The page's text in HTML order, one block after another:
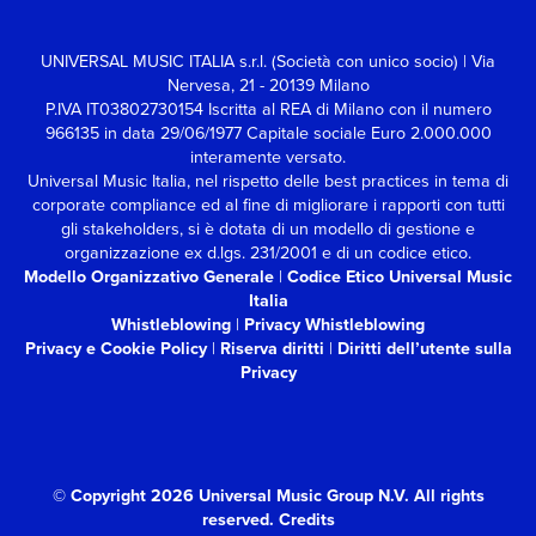
UNIVERSAL MUSIC ITALIA s.r.l. (Società con unico socio) | Via
Nervesa, 21 - 20139 Milano
P.IVA IT03802730154 Iscritta al REA di Milano con il numero
966135 in data 29/06/1977Capitale sociale Euro 2.000.000
interamente versato.
Universal Music Italia, nel rispetto delle best practices in tema di
corporate compliance ed al fine di migliorare i rapporti con tutti
gli stakeholders,si è dotata di un modello di gestione e
organizzazione ex d.lgs. 231/2001 e di un codice etico.
Modello Organizzativo Generale | Codice Etico Universal Music
Italia
Whistleblowing | Privacy Whistleblowing
Privacy e Cookie Policy| Riserva diritti | Diritti dell’utente sulla
Privacy
© Copyright 2026 Universal Music Group N.V. All rights
reserved. Credits